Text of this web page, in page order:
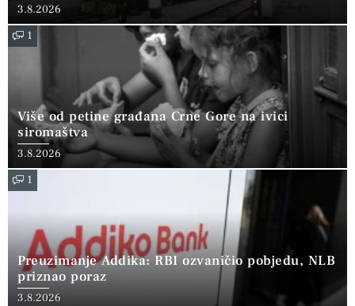
3.8.2026
1
Više od petine građana Crne Gore na ivici
siromaštva
3.8.2026
1
Preuzimanje Addika: RBI ozvaničio pobjedu, NLB
priznao poraz
3.8.2026